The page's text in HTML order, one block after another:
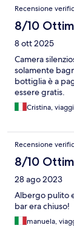
Recensione
8/10
8 ott 2025
Camera
solamente
bottiglia è a
essere gratis.
Cristina,
Recensione
8/10
28 ago 2023
Albergo pulito
bar era chiuso!
manuela,